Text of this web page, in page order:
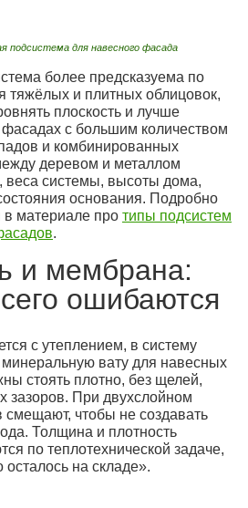
подсистема для навесного фасада
более предсказуема по
тяжёлых и плитных облицовок,
плоскость и лучше
с большим количеством
и комбинированных
деревом и металлом
веса системы, высоты дома,
основания. Подробно
в материале про типы подсистем
.
и мембрана:
ошибаются
с утеплением, в систему
вату для навесных
стоять плотно, без щелей,
зазоров. При двухслойном
чтобы не создавать
Толщина и плотность
по теплотехнической задаче,
на складе».